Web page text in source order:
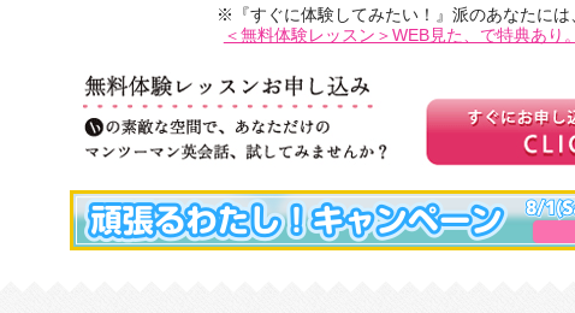
※『すぐに体験してみたい！』派のあなたには
＜無料体験レッスン＞WEB見た、で特典あり。